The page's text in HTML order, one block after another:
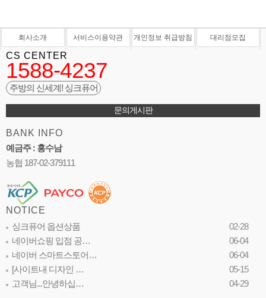
회사소개 서비스이용약관 개인정보 취급방침 대리점모집
CS CENTER
1588-4237
주방의 신세계! 싱크퓨어
문의게시판
BANK INFO
예금주 : 홍수남
농협 187-02-379111
NOTICE
싱크퓨어 옵션상품
02-28
네이버쇼핑 입점 공…
06-04
네이버 스마트스토어…
06-04
[사이트내 디자인 …
05-15
고객님...안녕하십…
04-29